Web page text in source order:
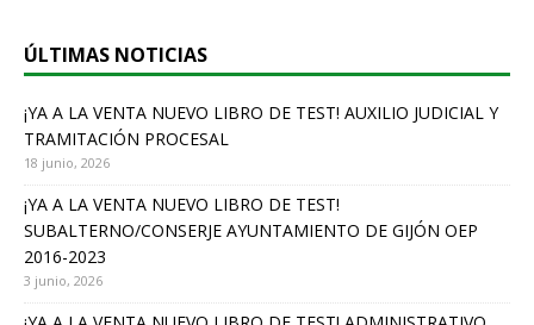
b
o
o
k
ÚLTIMAS NOTICIAS
¡YA A LA VENTA NUEVO LIBRO DE TEST! AUXILIO JUDICIAL Y
TRAMITACIÓN PROCESAL
18 junio, 2026
¡YA A LA VENTA NUEVO LIBRO DE TEST!
SUBALTERNO/CONSERJE AYUNTAMIENTO DE GIJÓN OEP
2016-2023
3 junio, 2026